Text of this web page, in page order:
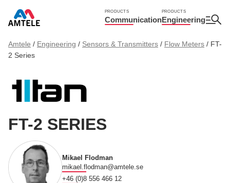
PRODUCTS
Communication
PRODUCTS
Engineering
Amtele / Engineering / Sensors & Transmitters / Flow Meters / FT-
2 Series
FT-2 SERIES
Mikael Flodman
mikael.flodman@amtele.se
+46 (0)8 556 466 12